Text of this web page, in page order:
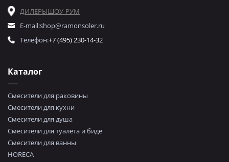
Каталог
Смесители для раковины
Смесители для кухни
Смесители для душа
Смесители для туалета и биде
Смесители для ванны
HORECA
ДИЛЕРЫШОУ-РУМ
E-mail:shop@ramonsoler.ru
Телефон:+7 (495) 230-14-32